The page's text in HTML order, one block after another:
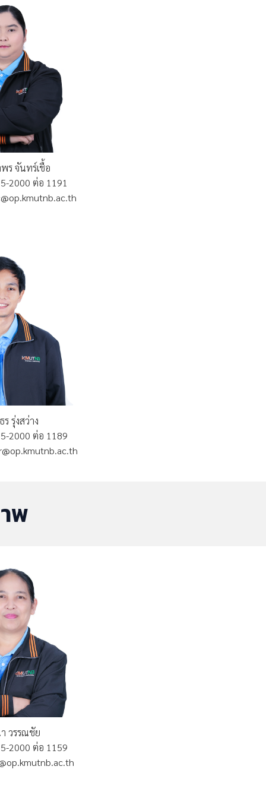
ร จันทร์เชื้อ
2000 ต่อ 1191
รุ่งสว่าง
2000 ต่อ 1189
พ
วรรณชัย
2000 ต่อ 1159